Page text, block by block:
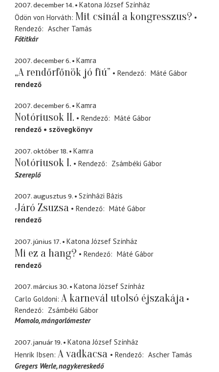
2007. december 14.
Katona József Színház
Ödön von Horváth Mit csinál a kongresszus?
Rendező
Ascher Tamás
Főtitkár
2007. december 6. Kamra
„A rendőrfőnök jó fiú” Rendező
Máté Gábor
rendező
2007. december 6. Kamra
Notóriusok II. Rendező
Máté Gábor
rendező
szövegkönyv
2007. október 18. Kamra
Notóriusok I. Rendező
Zsámbéki Gábor
Szereplő
2007. augusztus 9. Színházi Bázis
Járó Zsuzsa Rendező
Máté Gábor
rendező
2007. június 17. Katona József Színház
Mi ez a hang? Rendező
Máté Gábor
rendező
2007. március 30.
Katona József Színház
Carlo Goldoni A karnevál utolsó éjszakája
Rendező
Zsámbéki Gábor
Momolo mángorlómester
2007. január 19.
Katona József Színház
Henrik Ibsen A vadkacsa Rendező
Ascher Tamás
Gregers Werle nagykereskedő